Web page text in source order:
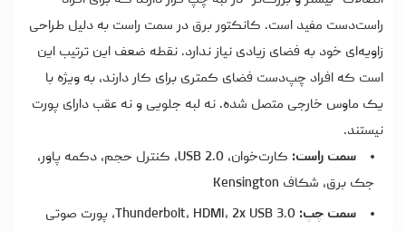
راست‌دست مفید است. کانکتور برق در سمت راست به دلیل طراحی
زاویه‌ای خود به فضای زیادی نیاز ندارد. نقطه ضعف این ترتیب این
است که افراد چپ‌دست فضای کمتری برای کار دارند، به ویژه با
یک ماوس خارجی متصل شده. نه لبه جلویی و نه عقب دارای پورت
نیستند.
سمت راست:
کارت‌خوان، USB 2.0، کنترل حجم، دکمه پاور،
جک برق، شکاف Kensington
سمت چپ:
Thunderbolt، HDMI، 2x USB 3.0، پورت صوتی